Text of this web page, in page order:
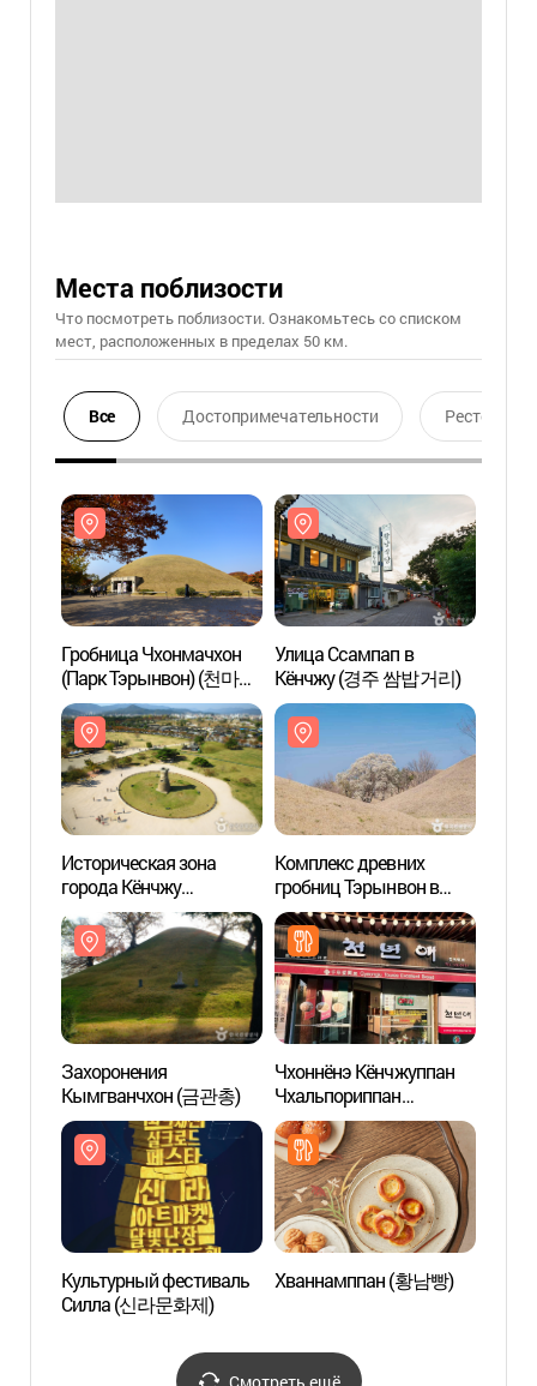
Места поблизости
Что посмотреть поблизости. Ознакомьтесь со списком
мест, расположенных в пределах 50 км.
Все Достопримечательности Ресторан
Гробница Чхонмачхон
(Парк Тэрынвон) (천마총
(대릉원))
Улица Ссампап в
Кёнчжу (경주 쌈밥거리)
Историческая зона
города Кёнчжу
(Всемирное культурное
наследие ЮНЕСКО)
(경주역사유적지구
[유네스코 세계문화유산])
Комплекс древних
гробниц Тэрынвон в
Кёнчжу (경주 대릉원
일원)
Захоронения
Кымгванчхон (금관총)
Чхоннёнэ Кёнчжуппан
Чхальпориппан
Чхальпоритток (천년애
경주빵 찰보리빵
찰보리떡)
Культурный фестиваль
Силла (신라문화제)
Хваннамппан (황남빵)
Смотреть ещё